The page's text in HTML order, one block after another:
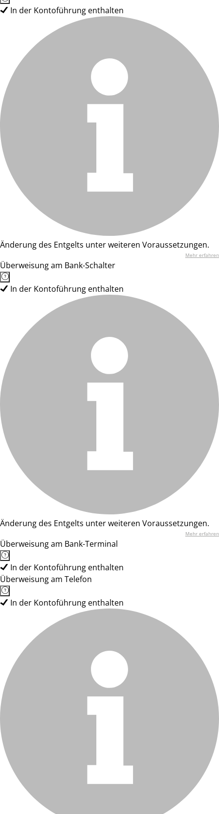
In der Kontoführung enthalten
Änderung des Entgelts unter weiteren Voraussetzungen.
Mehr erfahren
Überweisung am Bank-Schalter
In der Kontoführung enthalten
Änderung des Entgelts unter weiteren Voraussetzungen.
Mehr erfahren
Überweisung am Bank-Terminal
In der Kontoführung enthalten
Überweisung am Telefon
In der Kontoführung enthalten